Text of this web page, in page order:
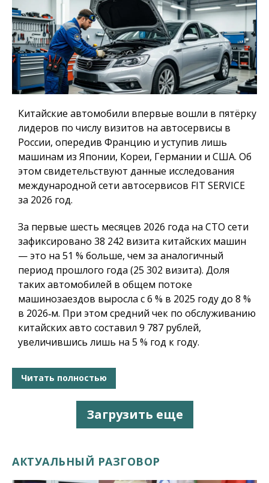
Китайские автомобили впервые вошли в пятёрку
лидеров по числу визитов на автосервисы в
России, опередив Францию и уступив лишь
машинам из Японии, Кореи, Германии и США. Об
этом свидетельствуют данные исследования
международной сети автосервисов FIT SERVICE
за 2026 год.
За первые шесть месяцев 2026 года на СТО сети
зафиксировано 38 242 визита китайских машин
— это на 51 % больше, чем за аналогичный
период прошлого года (25 302 визита). Доля
таких автомобилей в общем потоке
машинозаездов выросла с 6 % в 2025 году до 8 %
в 2026‑м. При этом средний чек по обслуживанию
китайских авто составил 9 787 рублей,
увеличившись лишь на 5 % год к году.
Читать полностью
Загрузить еще
АКТУАЛЬНЫЙ РАЗГОВОР